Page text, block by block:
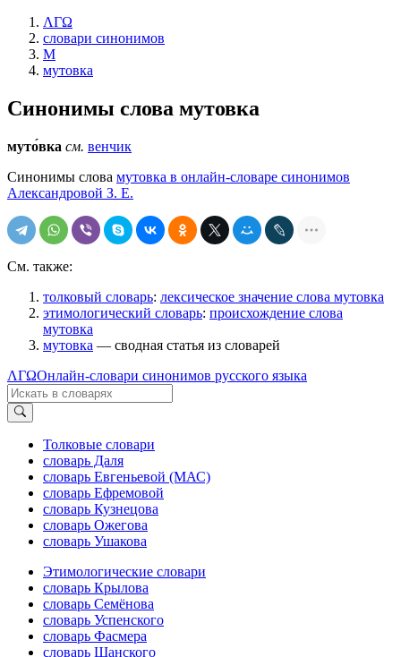
ΛΓΩ
словари синонимов
М
мутовка
Синонимы слова мутовка
муто́вка см. венчик
Синонимы слова мутовка в онлайн-словаре синонимов
Александровой З. Е.
См. также:
толковый словарь: лексическое значение слова мутовка
этимологический словарь: происхождение слова
мутовка
мутовка — сводная статья из словарей
ΛΓΩОнлайн-словари синонимов русского языка
Толковые словари
словарь Даля
словарь Евгеньевой (МАС)
словарь Ефремовой
словарь Кузнецова
словарь Ожегова
словарь Ушакова
Этимологические словари
словарь Крылова
словарь Семёнова
словарь Успенского
словарь Фасмера
словарь Шанского